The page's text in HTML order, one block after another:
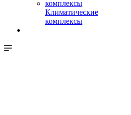
Климатические
комплексы